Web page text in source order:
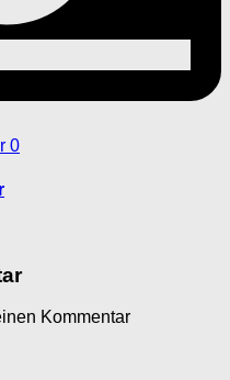
0
Kommentar